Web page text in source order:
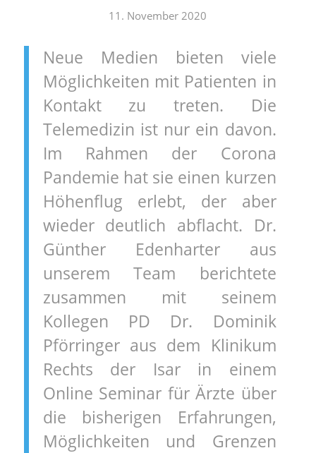
11. November 2020
Neue Medien bieten viele
Möglichkeiten mit Patienten in
Kontakt zu treten. Die
Telemedizin ist nur ein davon.
Im Rahmen der Corona
Pandemie hat sie einen kurzen
Höhenflug erlebt, der aber
wieder deutlich abflacht. Dr.
Günther Edenharter aus
unserem Team berichtete
zusammen mit seinem
Kollegen PD Dr. Dominik
Pförringer aus dem Klinikum
Rechts der Isar in einem
Online Seminar für Ärzte über
die bisherigen Erfahrungen,
Möglichkeiten und Grenzen